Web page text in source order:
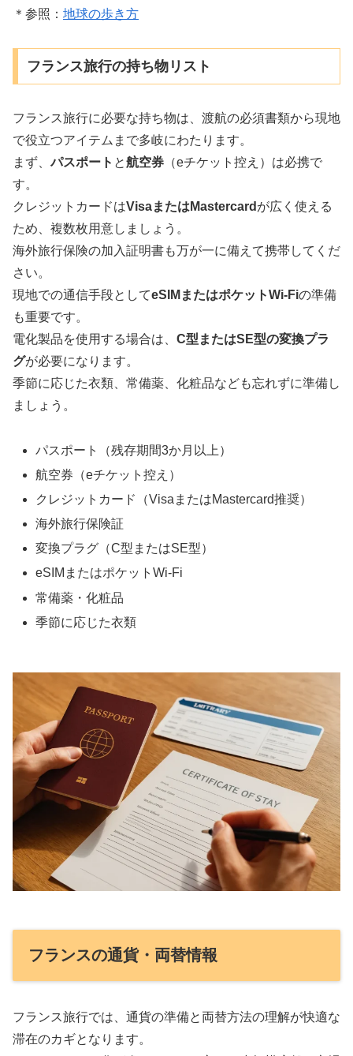
＊参照： 地球の歩き方
フランス旅行の持ち物リスト
フランス旅行に必要な持ち物は、渡航の必須書類から現地
で役立つアイテムまで多岐にわたります。
まず、パスポート と航空券 （eチケット控え）は必携で
す。
クレジットカードはVisaまたはMastercard が広く使える
ため、複数枚用意しましょう。
海外旅行保険の加入証明書も万が一に備えて携帯してくだ
さい。
現地での通信手段としてeSIMまたはポケットWi-Fiの準備
も重要です。
電化製品を使用する場合は、 C型またはSE型の変換プラ
グが必要になります。
季節に応じた衣類、常備薬、化粧品なども忘れずに準備し
ましょう。
パスポート（残存期間3か月以上）
航空券（eチケット控え）
クレジットカード（VisaまたはMastercard推奨）
海外旅行保険証
変換プラグ（C型またはSE型）
eSIMまたはポケットWi-Fi
常備薬・化粧品
季節に応じた衣類
フランスの通貨・両替情報
フランス旅行では、通貨の準備と両替方法の理解が快適な
滞在のカギとなります。